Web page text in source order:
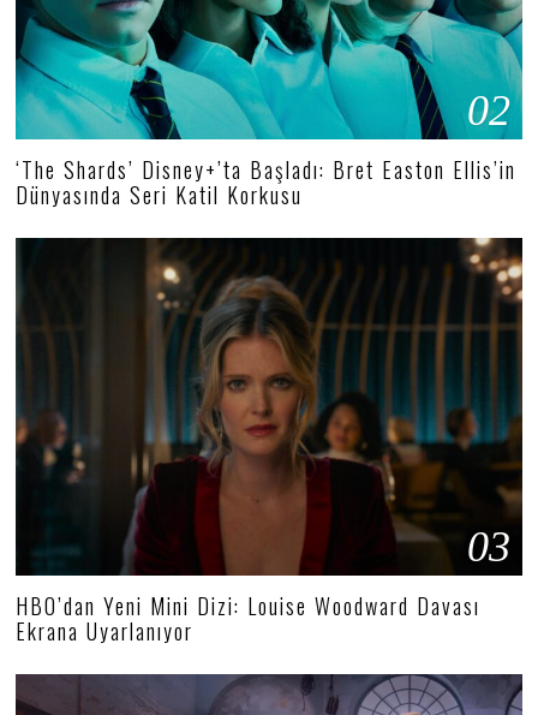
02
‘The Shards’ Disney+’ta Başladı: Bret Easton Ellis’in
Dünyasında Seri Katil Korkusu
03
HBO’dan Yeni Mini Dizi: Louise Woodward Davası
Ekrana Uyarlanıyor